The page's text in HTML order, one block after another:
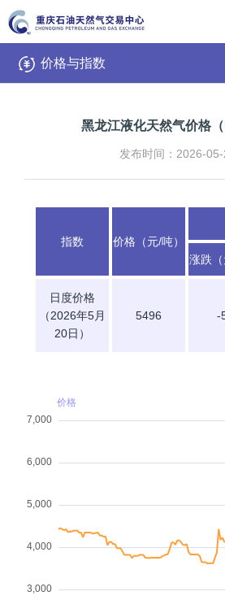
价格与指数
黑龙江液化天然气价格（
发布时间：2026-05-
指数 价格（元/吨）
涨跌（
日度价格
（2026年5月
20日）
5496 -